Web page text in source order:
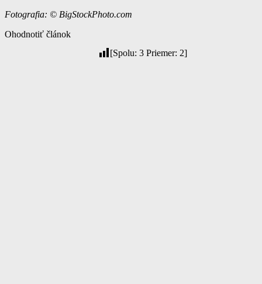
Fotografia: © BigStockPhoto.com
Ohodnotiť článok
[Spolu: 3 Priemer: 2]